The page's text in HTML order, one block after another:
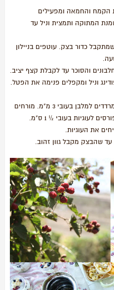
הקמח והחמאה ומפעילים
המתוקה ותמצית וניל עד
כדור בצק. עוטפים בניילון
והסוכר עד לקבלת קצף יציב.
וניל ומקפלים פנימה את הפטל.
מחלקים את הבצק ל2 חלקים. מרדדים למלבן בעובי 3 מ"מ. מורחים
את המלית, מגלגלים בזהירות ופורסים לעוגיות בעובי ½ 1 ס"מ.
את העוגיות.